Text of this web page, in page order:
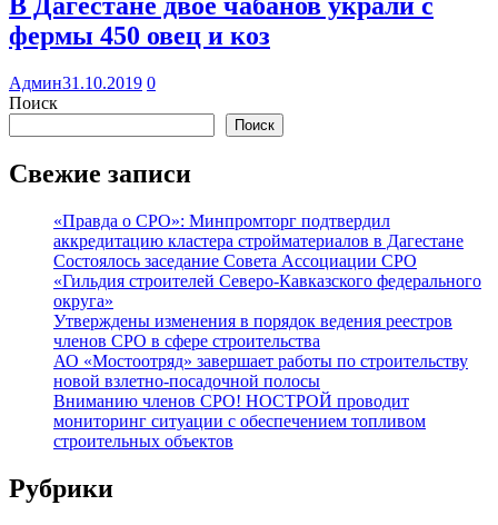
В Дагестане двое чабанов украли с
фермы 450 овец и коз
Админ31.10.2019 0
Поиск
Поиск
Свежие записи
«Правда о СРО»: Минпромторг подтвердил
аккредитацию кластера стройматериалов в Дагестане
Состоялось заседание Совета Ассоциации СРО
«Гильдия строителей Северо-Кавказского федерального
округа»
Утверждены изменения в порядок ведения реестров
членов СРО в сфере строительства
АО «Мостоотряд» завершает работы по строительству
новой взлетно-посадочной полосы
Вниманию членов СРО! НОСТРОЙ проводит
мониторинг ситуации с обеспечением топливом
строительных объектов
Рубрики